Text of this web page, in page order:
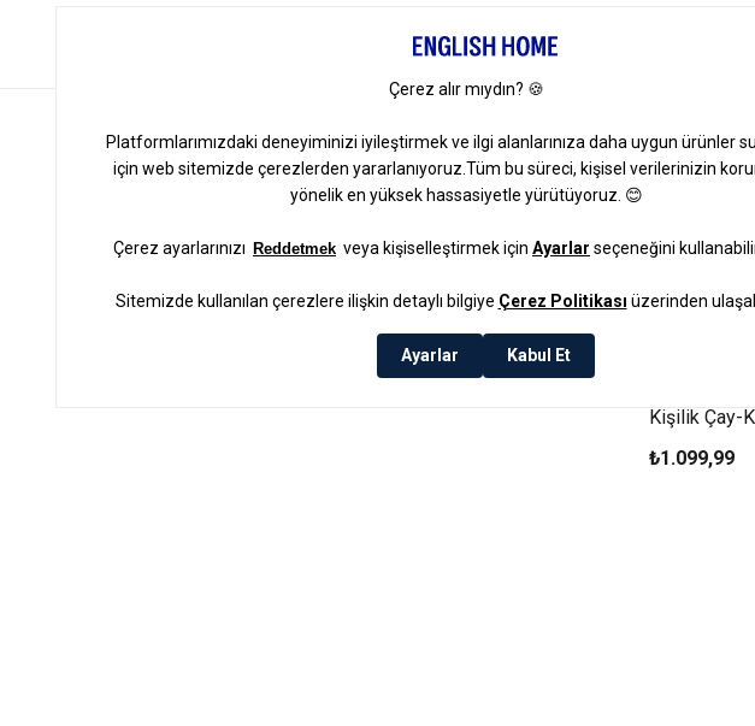
0
Kişilik Çay-
Ml Beyaz
₺1.099,99